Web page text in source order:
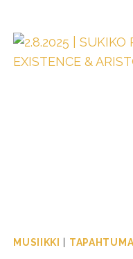
MUSIIKKI